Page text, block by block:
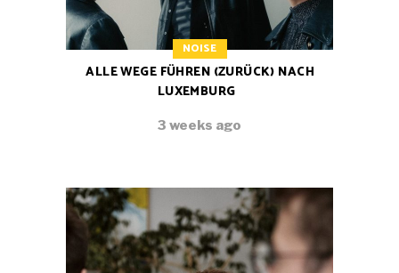
NOISE
ALLE WEGE FÜHREN (ZURÜCK) NACH
LUXEMBURG
3 weeks ago